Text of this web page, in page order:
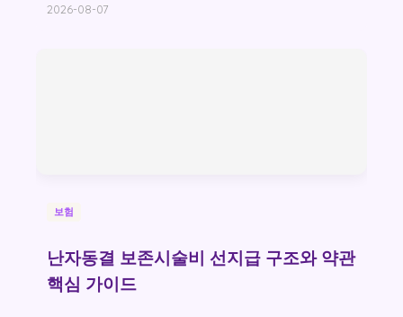
2026-08-07
보험
난자동결 보존시술비 선지급 구조와 약관
핵심 가이드